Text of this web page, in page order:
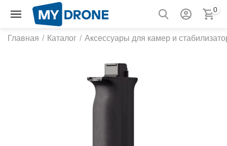
0
Главная / Каталог / Аксессуары для камер и